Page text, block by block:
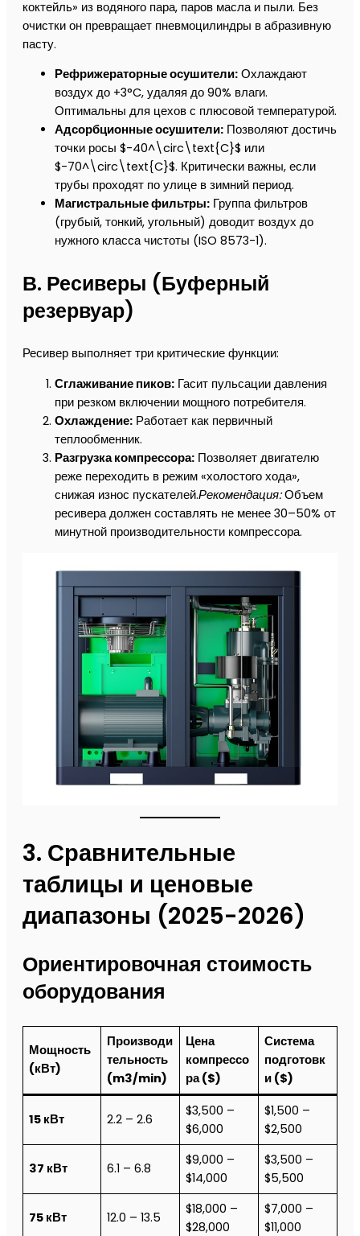
коктейль» из водяного пара, паров масла и пыли. Без
очистки он превращает пневмоцилиндры в абразивную
пасту.
Рефрижераторные осушители: Охлаждают
воздух до +3°C, удаляя до 90% влаги.
Оптимальны для цехов с плюсовой температурой.
Адсорбционные осушители: Позволяют достичь
точки росы $-40^\circ\text{C}$ или
$-70^\circ\text{C}$. Критически важны, если
трубы проходят по улице в зимний период.
Магистральные фильтры: Группа фильтров
(грубый, тонкий, угольный) доводит воздух до
нужного класса чистоты (ISO 8573-1).
В. Ресиверы (Буферный
резервуар)
Ресивер выполняет три критические функции:
Сглаживание пиков: Гасит пульсации давления
при резком включении мощного потребителя.
Охлаждение: Работает как первичный
теплообменник.
Разгрузка компрессора: Позволяет двигателю
реже переходить в режим «холостого хода»,
снижая износ пускателей.Рекомендация:Объем
ресивера должен составлять не менее 30–50% от
минутной производительности компрессора.
3. Сравнительные
таблицы и ценовые
диапазоны (2025-2026)
Ориентировочная стоимость
оборудования
Мощность
(кВт)
Производи
тельность
(m3/min)
Цена
компрессо
ра ($)
Система
подготовк
и ($)
15 кВт 2.2 – 2.6
$3,500 –
$6,000
$1,500 –
$2,500
37 кВт 6.1 – 6.8
$9,000 –
$14,000
$3,500 –
$5,500
75 кВт 12.0 – 13.5
$18,000 –
$28,000
$7,000 –
$11,000